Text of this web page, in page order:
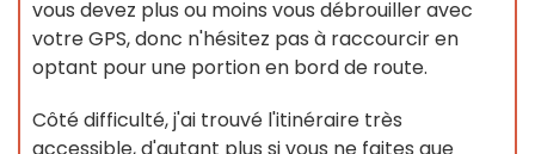
vous devez plus ou moins vous débrouiller avec
votre GPS, donc n'hésitez pas à raccourcir en
optant pour une portion en bord de route.
Côté difficulté, j'ai trouvé l'itinéraire très
accessible, d'autant plus si vous ne faites que